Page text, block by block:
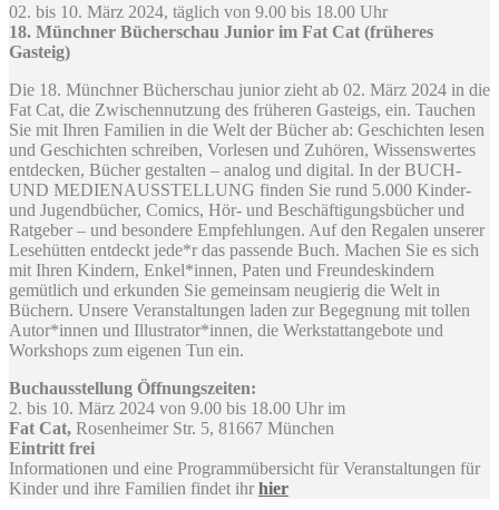
02. bis 10. März 2024, täglich von 9.00 bis 18.00 Uhr
18. Münchner Bücherschau Junior im Fat Cat (früheres
Gasteig)
Die 18. Münchner Bücherschau junior zieht ab 02. März 2024 in die
Fat Cat, die Zwischennutzung des früheren Gasteigs, ein. Tauchen
Sie mit Ihren Familien in die Welt der Bücher ab: Geschichten lesen
und Geschichten schreiben, Vorlesen und Zuhören, Wissenswertes
entdecken, Bücher gestalten – analog und digital. In der BUCH-
UND MEDIENAUSSTELLUNG finden Sie rund 5.000 Kinder-
und Jugendbücher, Comics, Hör- und Beschäftigungsbücher und
Ratgeber – und besondere Empfehlungen. Auf den Regalen unserer
Lesehütten entdeckt jede*r das passende Buch. Machen Sie es sich
mit Ihren Kindern, Enkel*innen, Paten und Freundeskindern
gemütlich und erkunden Sie gemeinsam neugierig die Welt in
Büchern. Unsere Veranstaltungen laden zur Begegnung mit tollen
Autor*innen und Illustrator*innen, die Werkstattangebote und
Workshops zum eigenen Tun ein.
Buchausstellung Öffnungszeiten:
2. bis 10. März 2024 von 9.00 bis 18.00 Uhr im
Fat Cat, Rosenheimer Str. 5, 81667 München
Eintritt frei
Informationen und eine Programmübersicht für Veranstaltungen für
Kinder und ihre Familien findet ihr hier